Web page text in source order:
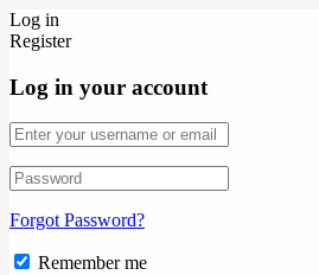
Log in
Register
Log in your account
Forgot Password?
Remember me